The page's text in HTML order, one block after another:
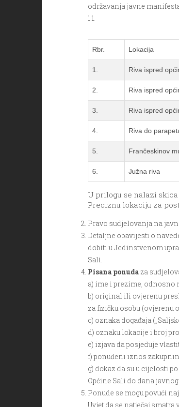
održavanja javne
1.1.
Rbr. Lokacija
1. Riva ispred
2. Riva ispred
3. Riva ispred
4. Riva do
5. Frančeskinov
6. Južna riva
U prilogu se nalazi skica
Preciznu lokaciju za
Pravo sudjelovanja na
Detaljne obavijesti o
dobiti u Jedinstvenom
Sali.
Pisana ponudaza
a) ime i prezime, odnosno
b) original ili ovjerenu
za fizičku osobu (ovjerenu
c) oznaka događaja
d) oznaku lokacije i broj
e) izjava da posjeduje
f) ponuđeni iznos
g) dokaz da su u cijelosti
Općine Sali do dana
Ponude se mogu povući
Uvjet da se natječaj